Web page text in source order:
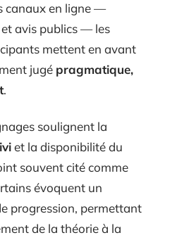
canaux en ligne —
avis publics — les
mettent en avant
jugé pragmatique,
.
soulignent la
et la disponibilité du
souvent cité comme
évoquent un
progression, permettant
de la théorie à la